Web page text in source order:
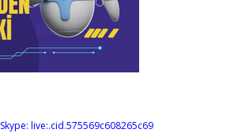
Skype: live:.cid.575569c608265c69